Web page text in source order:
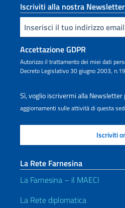
Iscriviti alla nostra Newsletter
Inserisci la tua email
Accettazione GDPR
Autorizzo il trattamento dei miei dati
Decreto Legislativo 30 giugno 2003,
Sì, voglio iscrivermi alla Newsletter
aggiornamenti sulle attività di questa
La Rete Farnesina
La Farnesina – il MAECI
La Rete diplomatica